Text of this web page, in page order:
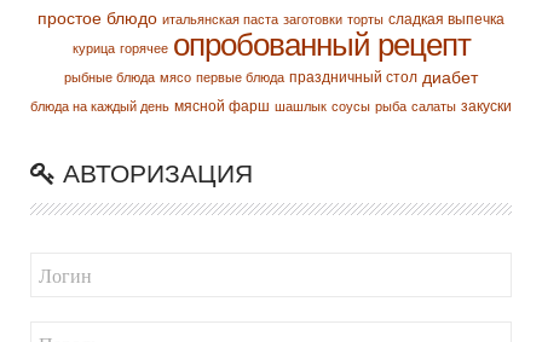
простое блюдо итальянская паста заготовки торты сладкая выпечка
курица горячее опробованный рецепт
рыбные блюда мясо первые блюда праздничный стол диабет
блюда на каждый день мясной фарш шашлык соусы рыба салаты закуски
АВТОРИЗАЦИЯ